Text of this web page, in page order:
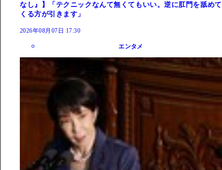
なし』】「テクニックなんて無くてもいい。逆に肛門を舐めて
くる方が引きます」
2026年08月07日 17:30
エンタメ